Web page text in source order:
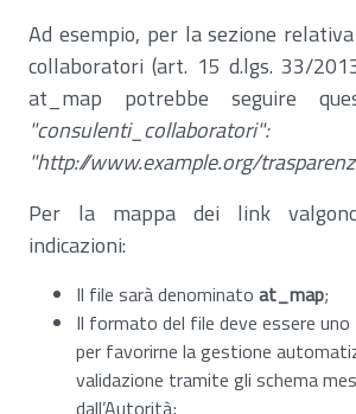
Ad esempio, per la sezione
collaboratori (art. 15 d.lgs. 33/
at_map potrebbe seguire
"consulenti_collaboratori":
"http://www.example.org/
Per la mappa dei link
indicazioni:
Il file sarà denominato at_map;
Il formato del file deve essere
per favorirne la gestione
validazione tramite gli schema
dall’Autorità;